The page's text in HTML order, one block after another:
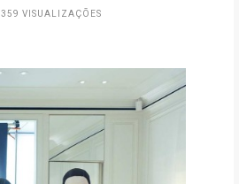
359 VISUALIZAÇÕES